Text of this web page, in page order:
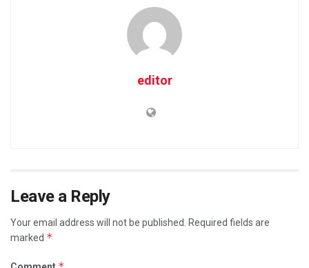
editor
Leave a Reply
Your email address will not be published.
Required fields are
marked *